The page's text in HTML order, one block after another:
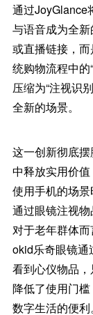
通过JoyGlance
与语音成为全
或直播链接，
统购物流程中的
压缩为“注视识
全新的场景。
这一创新彻底
中释放实用价
使用手机的场景
通过眼镜注视
对于老年群体
okid乐奇眼镜
看到心仪物品
降低了使用门
数字生活的便利。